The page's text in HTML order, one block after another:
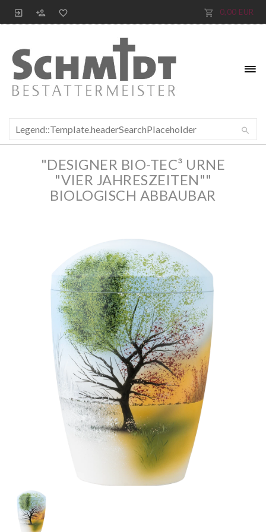
0,00 EUR
"DESIGNER BIO-TEC³ URNE
"VIER JAHRESZEITEN""
BIOLOGISCH ABBAUBAR